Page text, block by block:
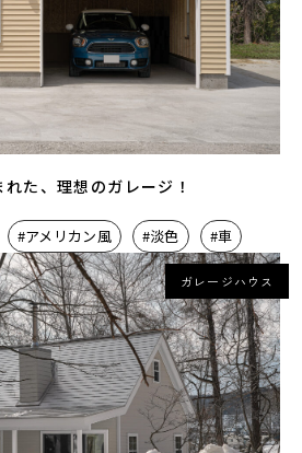
た、理想のガレージ！
#アメリカン風 #淡色 #車
ガレージハウス